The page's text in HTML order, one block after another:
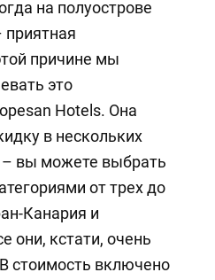
на полуострове
приятная
причине мы
это
Hotels. Она
в нескольких
– вы можете выбрать
от трех до
Канария и
они, кстати, очень
стоимость включено